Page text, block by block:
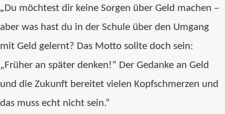
„Du möchtest dir keine Sorgen über Geld machen –
aber was hast du in der Schule über den Umgang
mit Geld gelernt? Das Motto sollte doch sein:
„Früher an später denken!“ Der Gedanke an Geld
und die Zukunft bereitet vielen Kopfschmerzen und
das muss echt nicht sein.“